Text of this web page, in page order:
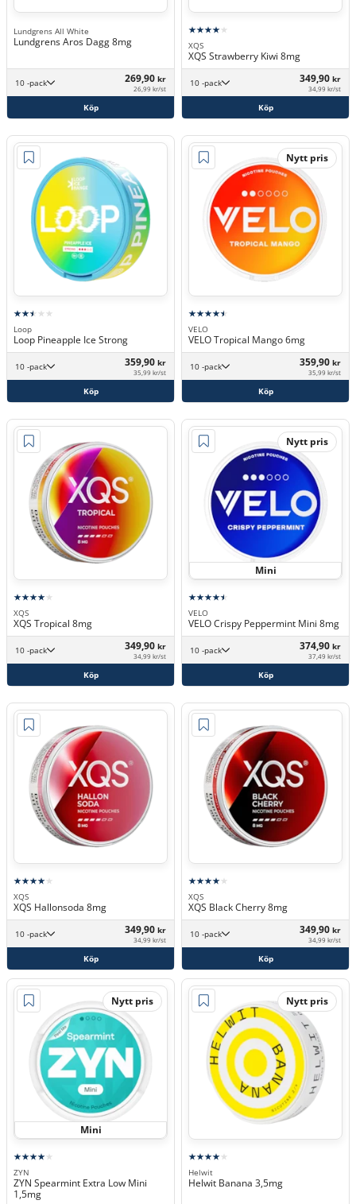
Lundgrens All White
Lundgrens Aros Dagg 8mg
10 -pack 269,90 kr
26,99 kr/st
Köp
XQS
XQS Strawberry Kiwi 8mg
10 -pack 349,90 kr
34,99 kr/st
Köp
Loop
Loop Pineapple Ice Strong
10 -pack 359,90 kr
35,99 kr/st
Köp
Nytt pris
VELO
VELO Tropical Mango 6mg
10 -pack 359,90 kr
35,99 kr/st
Köp
XQS
XQS Tropical 8mg
10 -pack 349,90 kr
34,99 kr/st
Köp
Nytt pris
Mini
VELO
VELO Crispy Peppermint Mini 8mg
10 -pack 374,90 kr
37,49 kr/st
Köp
XQS
XQS Hallonsoda 8mg
10 -pack 349,90 kr
34,99 kr/st
Köp
XQS
XQS Black Cherry 8mg
10 -pack 349,90 kr
34,99 kr/st
Köp
Nytt pris
Mini
ZYN
ZYN Spearmint Extra Low Mini
1,5mg
Nytt pris
Helwit
Helwit Banana 3,5mg